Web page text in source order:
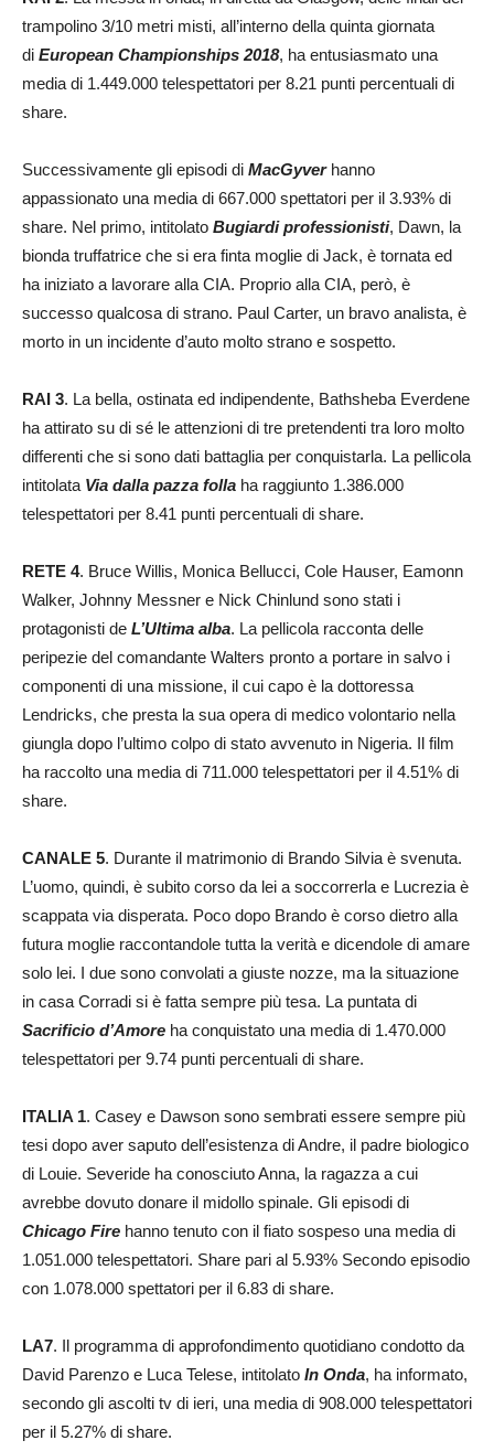
trampolino 3/10 metri misti, all’interno della quinta giornata
di European Championships 2018, ha entusiasmato una
media di 1.449.000 telespettatori per 8.21 punti percentuali di
share.
Successivamente gli episodi di MacGyver hanno
appassionato una media di 667.000 spettatori per il 3.93% di
share. Nel primo, intitolato Bugiardi professionisti, Dawn, la
bionda truffatrice che si era finta moglie di Jack, è tornata ed
ha iniziato a lavorare alla CIA. Proprio alla CIA, però, è
successo qualcosa di strano. Paul Carter, un bravo analista, è
morto in un incidente d’auto molto strano e sospetto.
RAI 3. La bella, ostinata ed indipendente, Bathsheba Everdene
ha attirato su di sé le attenzioni di tre pretendenti tra loro molto
differenti che si sono dati battaglia per conquistarla. La pellicola
intitolata Via dalla pazza folla ha raggiunto 1.386.000
telespettatori per 8.41 punti percentuali di share.
RETE 4. Bruce Willis, Monica Bellucci, Cole Hauser, Eamonn
Walker, Johnny Messner e Nick Chinlund sono stati i
protagonisti de L’Ultima alba. La pellicola racconta delle
peripezie del comandante Walters pronto a portare in salvo i
componenti di una missione, il cui capo è la dottoressa
Lendricks, che presta la sua opera di medico volontario nella
giungla dopo l’ultimo colpo di stato avvenuto in Nigeria. Il film
ha raccolto una media di 711.000 telespettatori per il 4.51% di
share.
CANALE 5. Durante il matrimonio di Brando Silvia è svenuta.
L’uomo, quindi, è subito corso da lei a soccorrerla e Lucrezia è
scappata via disperata. Poco dopo Brando è corso dietro alla
futura moglie raccontandole tutta la verità e dicendole di amare
solo lei. I due sono convolati a giuste nozze, ma la situazione
in casa Corradi si è fatta sempre più tesa. La puntata di
Sacrificio d’Amore ha conquistato una media di 1.470.000
telespettatori per 9.74 punti percentuali di share.
ITALIA 1. Casey e Dawson sono sembrati essere sempre più
tesi dopo aver saputo dell’esistenza di Andre, il padre biologico
di Louie. Severide ha conosciuto Anna, la ragazza a cui
avrebbe dovuto donare il midollo spinale. Gli episodi di
Chicago Fire hanno tenuto con il fiato sospeso una media di
1.051.000 telespettatori. Share pari al 5.93% Secondo episodio
con 1.078.000 spettatori per il 6.83 di share.
LA7. Il programma di approfondimento quotidiano condotto da
David Parenzo e Luca Telese, intitolato In Onda, ha informato,
secondo gli ascolti tv di ieri, una media di 908.000 telespettatori
per il 5.27% di share.